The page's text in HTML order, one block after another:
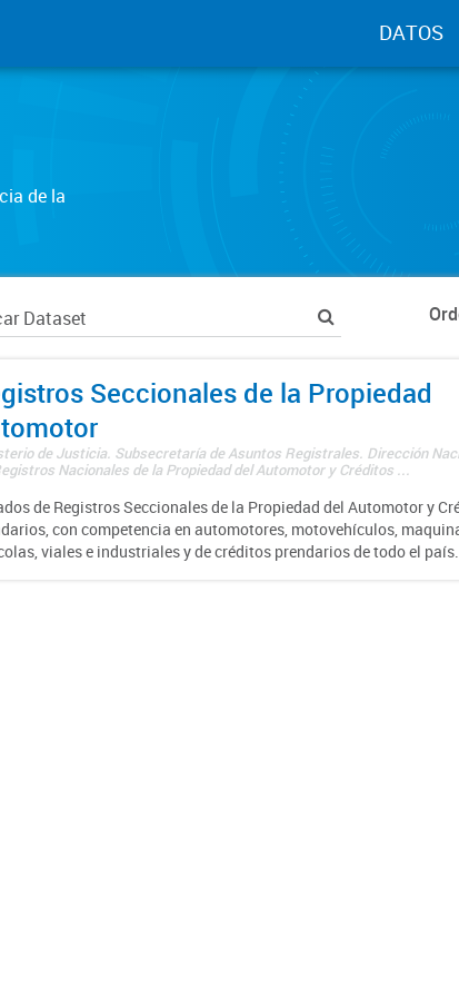
DATOS
de la
Seccionales de la Propiedad
de Justicia. Subsecretaría de Asuntos Registrales. Dirección
Nacionales de la Propiedad del Automotor y Créditos ...
de Registros Seccionales de la Propiedad del Automotor y
con competencia en automotores, motovehículos,
viales e industriales y de créditos prendarios de todo el país.